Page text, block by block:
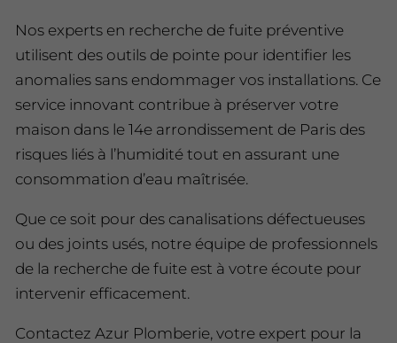
Nos experts en recherche de fuite préventive
utilisent des outils de pointe pour identifier les
anomalies sans endommager vos installations. Ce
service innovant contribue à préserver votre
maison dans le 14e arrondissement de Paris des
risques liés à l’humidité tout en assurant une
consommation d’eau maîtrisée.
Que ce soit pour des canalisations défectueuses
ou des joints usés, notre équipe de professionnels
de la recherche de fuite est à votre écoute pour
intervenir efficacement.
Contactez Azur Plomberie, votre expert pour la